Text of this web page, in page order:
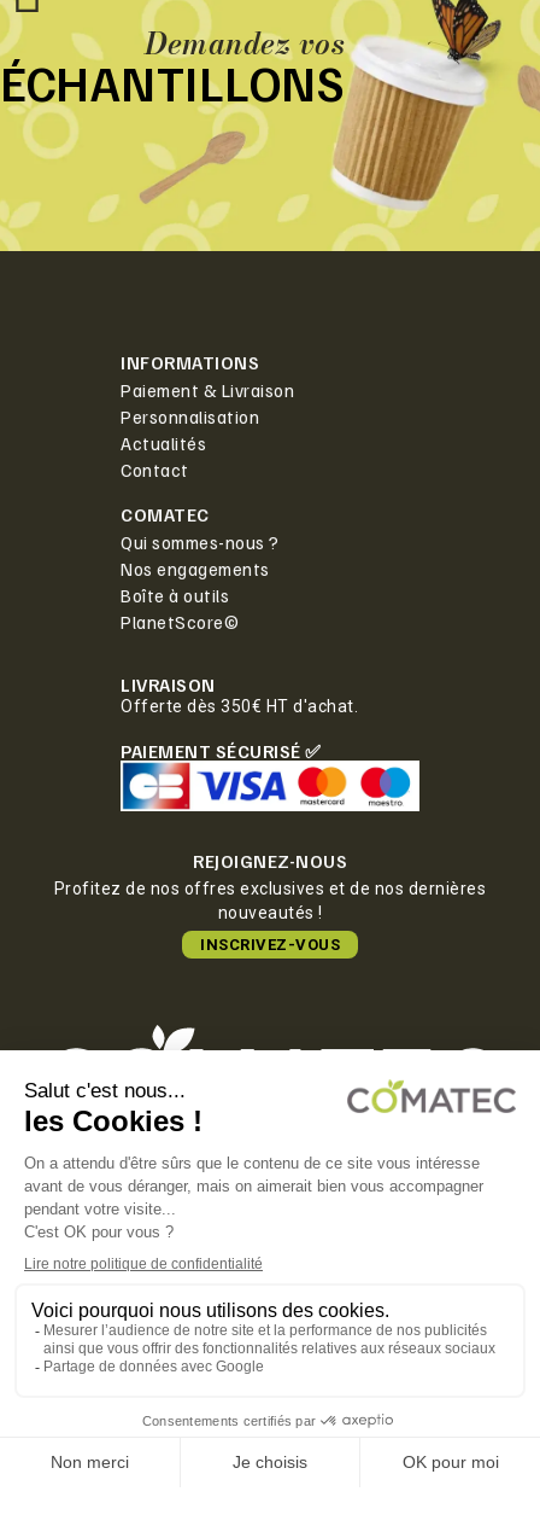
Demandez vos
ÉCHANTILLONS
INFORMATIONS
Paiement & Livraison
Personnalisation
Actualités
Contact
COMATEC
Qui sommes-nous ?
Nos engagements
Boîte à outils
PlanetScore©
LIVRAISON
Offerte dès 350€ HT d'achat.
PAIEMENT SÉCURISÉ ✅
REJOIGNEZ-NOUS
Profitez de nos offres exclusives et de nos dernières
nouveautés !
INSCRIVEZ-VOUS
COMATEC PACKAGING
Boulevard François-Xavier Fafeur
11000 Carcassonne, FRANCE
POLITIQUE DE CONFIDENTIALITÉ
POLITIQUE EN MATIÈRE DE COOKIES
CGV